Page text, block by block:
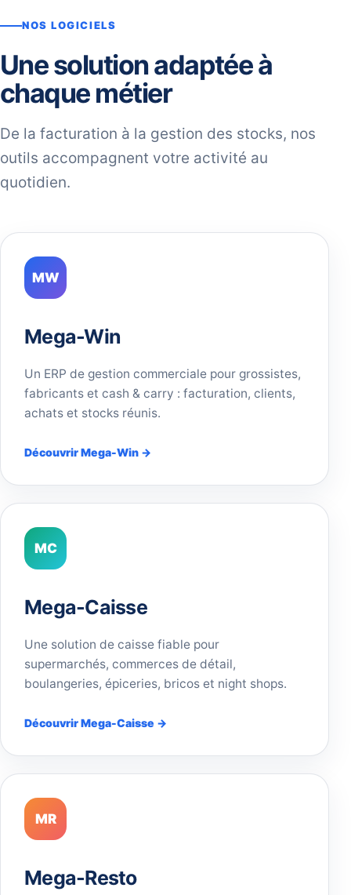
NOS LOGICIELS
Une solution adaptée à
chaque métier
De la facturation à la gestion des stocks, nos
outils accompagnent votre activité au
quotidien.
MW
Mega-Win
Un ERP de gestion commerciale pour grossistes,
fabricants et cash & carry : facturation, clients,
achats et stocks réunis.
Découvrir Mega-Win →
MC
Mega-Caisse
Une solution de caisse fiable pour
supermarchés, commerces de détail,
boulangeries, épiceries, bricos et night shops.
Découvrir Mega-Caisse →
MR
Mega-Resto